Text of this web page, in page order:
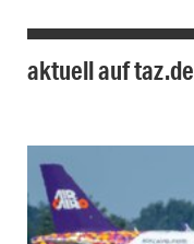
aktuell auf taz.de